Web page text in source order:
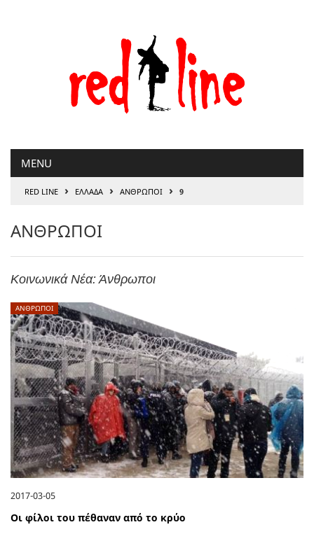
MENU
RED LINE › ΕΛΛΑΔΑ › ΑΝΘΡΩΠΟΙ › 9
ΑΝΘΡΩΠΟΙ
Κοινωνικά Νέα: Άνθρωποι
ΑΝΘΡΩΠΟΙ
2017-03-05
Οι φίλοι του πέθαναν από το κρύο